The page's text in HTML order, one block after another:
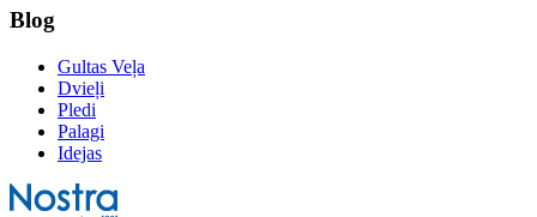
Blog
Gultas Veļa
Dvieļi
Pledi
Palagi
Idejas